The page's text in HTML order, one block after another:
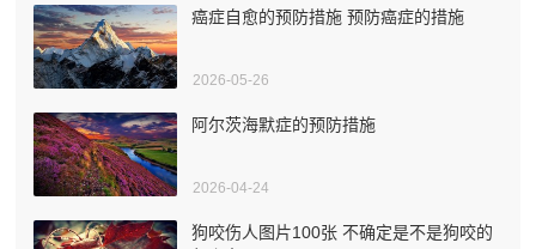
癌症自愈的预防措施 预防癌症的措施
2026-05-26
阿尔茨海默症的预防措施
2026-04-24
狗咬伤人图片100张 不确定是不是狗咬的